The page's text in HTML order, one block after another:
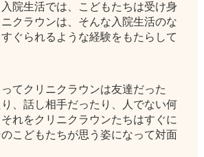
院生活では、こどもたちは受け身
クラウンは、そんな入院生活のな
ぐられるような経験をもたらして
ってクリニクラウンは友達だった
、話し相手だったり、人でない何
れをクリニクラウンたちはすぐに
こどもたちが思う姿になって対面